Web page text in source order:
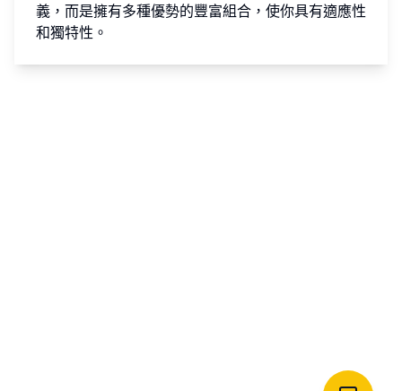
義，而是擁有多種優勢的豐富組合，使你具有適應性
和獨特性。